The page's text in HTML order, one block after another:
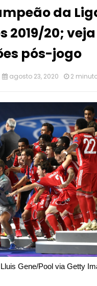
da
2019/20; veja
pós-jogo
agosto 23, 2020 2
Gene/Pool via Getty